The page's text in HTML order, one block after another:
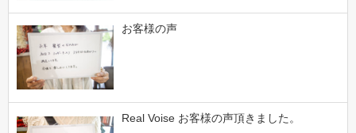
お客様の声
Real Voise お客様の声頂きました。